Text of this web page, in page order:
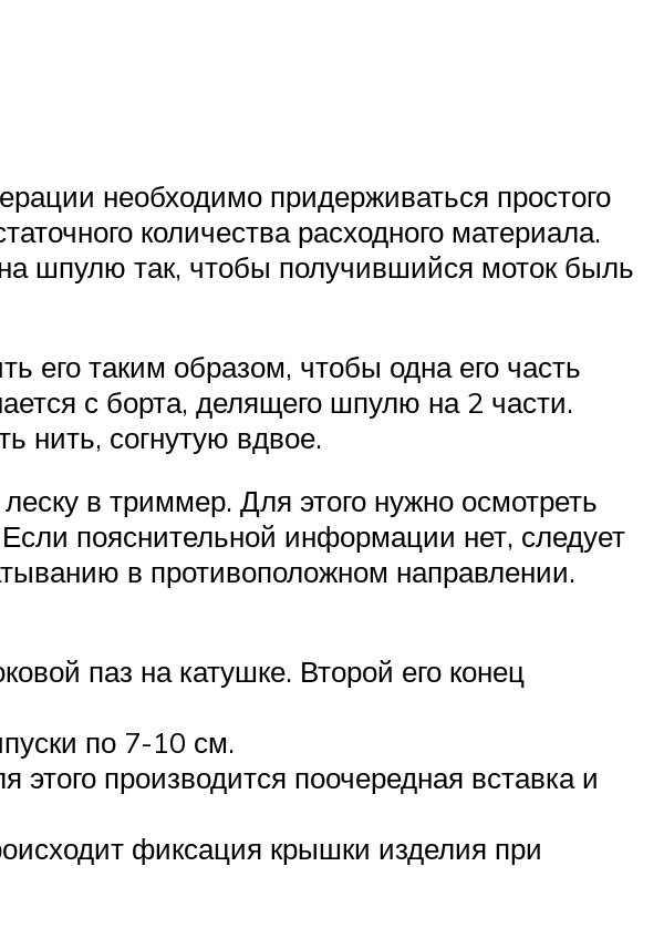
необходимо придерживаться простого
количества расходного материала.
шпулю так, чтобы получившийся моток быль
его таким образом, чтобы одна его часть
с борта, делящего шпулю на 2 части.
нить, согнутую вдвое.
в триммер. Для этого нужно осмотреть
пояснительной информации нет, следует
в противоположном направлении.
паз на катушке. Второй его конец
по 7-10 см.
производится поочередная вставка и
фиксация крышки изделия при